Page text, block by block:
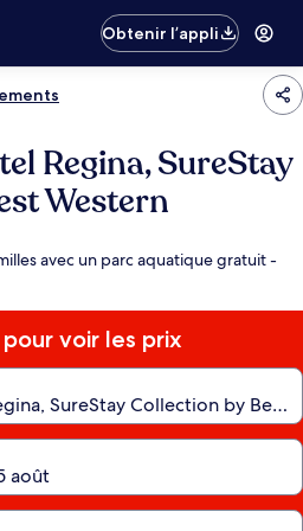
Obtenir l’appli
Regina, SureStay
Western
avec un parc aquatique gratuit -
voir les prix